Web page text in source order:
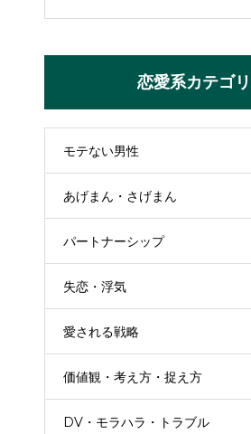
恋愛系カテゴ
モテない男性
あげまん・さげまん
パートナーシップ
失恋・浮気
愛される戦略
価値観・考え方・捉え方
DV・モラハラ・トラブル